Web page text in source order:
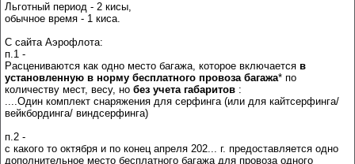
Льготный период - 2 кисы,
обычное время - 1 киса.
С сайта Аэрофлота:
п.1 -
Расцениваются как одно место багажа, которое включается в
установленную в норму бесплатного провоза багажа* по
количеству мест, весу, но без учета габаритов :
....Один комплект снаряжения для серфинга (или для кайтсерфинга/
вейкбординга/ виндсерфинга)
п.2 -
с какого то октября и по конец апреля 202... г. предоставляется одно
дополнительное место бесплатного багажа для провоза одного